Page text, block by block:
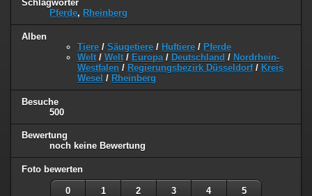
Schlagwörter
Pferde, Rheinberg
Alben
Tiere / Säugetiere / Huftiere / Pferde
Welt / Welt / Europa / Deutschland / Nordrhein-
Westfalen / Regierungsbezirk Düsseldorf/ Kreis
Wesel / Rheinberg
Besuche
500
Bewertung
noch keine Bewertung
Foto bewerten
0 1 2 3 4 5